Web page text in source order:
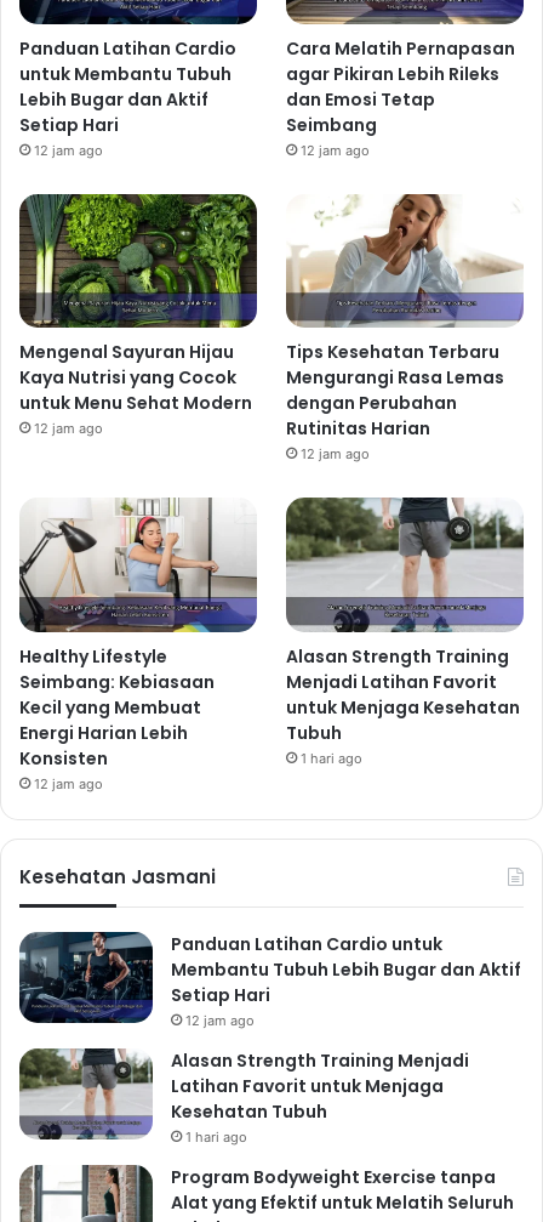
Panduan Latihan Cardio
untuk Membantu Tubuh
Lebih Bugar dan Aktif
Setiap Hari
12 jam ago
Cara Melatih Pernapasan
agar Pikiran Lebih Rileks
dan Emosi Tetap
Seimbang
12 jam ago
Mengenal Sayuran Hijau
Kaya Nutrisi yang Cocok
untuk Menu Sehat Modern
12 jam ago
Tips Kesehatan Terbaru
Mengurangi Rasa Lemas
dengan Perubahan
Rutinitas Harian
12 jam ago
Healthy Lifestyle
Seimbang: Kebiasaan
Kecil yang Membuat
Energi Harian Lebih
Konsisten
12 jam ago
Alasan Strength Training
Menjadi Latihan Favorit
untuk Menjaga Kesehatan
Tubuh
1 hari ago
Kesehatan Jasmani
Panduan Latihan Cardio untuk
Membantu Tubuh Lebih Bugar dan Aktif
Setiap Hari
12 jam ago
Alasan Strength Training Menjadi
Latihan Favorit untuk Menjaga
Kesehatan Tubuh
1 hari ago
Program Bodyweight Exercise tanpa
Alat yang Efektif untuk Melatih Seluruh